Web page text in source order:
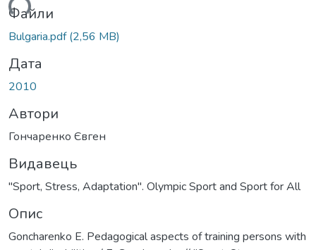
Файли
Bulgaria.pdf(2,56 MB)
Дата
2010
Автори
Гончаренко Євген
Видавець
"Sport, Stress, Adaptation". Olympic Sport and Sport for All
Опис
Goncharenko E. Pedagogical aspects of training persons with